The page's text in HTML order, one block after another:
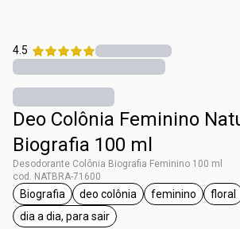
4.5
Deo Colônia Feminino
Biografia 100 ml
Desodorante Colônia Biografia Feminino 100 ml
cod. NATBRA-71600
etiqueta Biografia
Biografia
etiqueta deo colônia
deo colônia
etiqueta
feminino floral
etiqueta dia a dia, para sair
dia a dia, para sair